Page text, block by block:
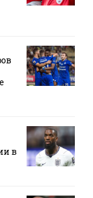
в